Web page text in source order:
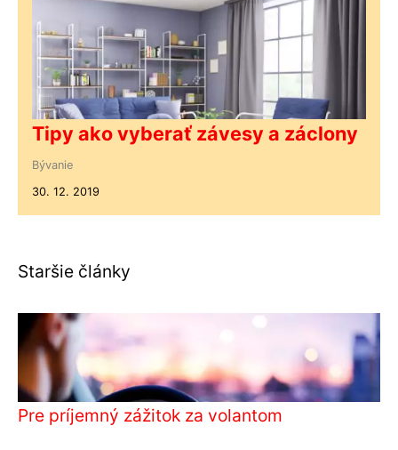
Tipy ako vyberať závesy a záclony
Bývanie
30. 12. 2019
Staršie články
Pre príjemný zážitok za volantom